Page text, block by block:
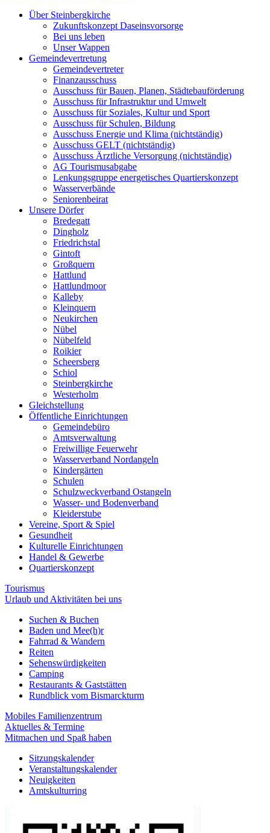
Über Steinbergkirche
Zukunftskonzept Daseinsvorsorge
Bei uns leben
Unser Wappen
Gemeindevertretung
Gemeindevertreter
Finanzausschuss
Ausschuss für Bauen, Planen, Städtebauförderung
Ausschuss für Infrastruktur und Umwelt
Ausschuss für Soziales, Kultur und Sport
Ausschuss für Schulen, Bildung
Ausschuss Energie und Klima (nichtständig)
Ausschuss GELT (nichtständig)
Ausschuss Ärztliche Versorgung (nichtständig)
AG Tourismusabgabe
Lenkungsgruppe energetisches Quartierskonzept
Wasserverbände
Seniorenbeirat
Unsere Dörfer
Bredegatt
Dingholz
Friedrichstal
Gintoft
Großquern
Hattlund
Hattlundmoor
Kalleby
Kleinquern
Neukirchen
Nübel
Nübelfeld
Roikier
Scheersberg
Schiol
Steinbergkirche
Westerholm
Gleichstellung
Öffentliche Einrichtungen
Gemeindebüro
Amtsverwaltung
Freiwillige Feuerwehr
Wasserverband Nordangeln
Kindergärten
Schulen
Schulzweckverband Ostangeln
Wasser- und Bodenverband
Kleiderstube
Vereine, Sport & Spiel
Gesundheit
Kulturelle Einrichtungen
Handel & Gewerbe
Quartierskonzept
Tourismus
Urlaub und Aktivitäten bei uns
Suchen & Buchen
Baden und Mee(h)r
Fahrrad & Wandern
Reiten
Sehenswürdigkeiten
Camping
Restaurants & Gaststätten
Rundblick vom Bismarckturm
Mobiles Familienzentrum
Aktuelles & Termine
Mitmachen und Spaß haben
Sitzungskalender
Veranstaltungskalender
Neuigkeiten
Amtskulturring